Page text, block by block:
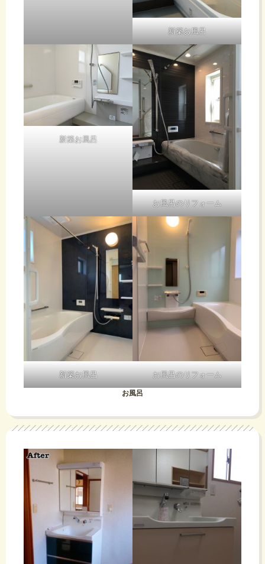
新築お風呂
新築お風呂
お風呂のリフォーム
新築お風呂 お風呂のリフォーム
お風呂